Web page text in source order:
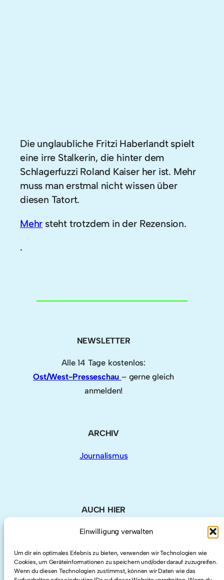
Einwilligung verwalten
Um dir ein optimales Erlebnis zu bieten, verwenden wir Technologien wie
Cookies, um Geräteinformationen zu speichern und/oder darauf zuzugreifen.
Wenn du diesen Technologien zustimmst, können wir Daten wie das
Die unglaubliche Fritzi Haberlandt spielt
eine irre Stalkerin, die hinter dem
Schlagerfuzzi Roland Kaiser her ist. Mehr
muss man erstmal nicht wissen über
diesen Tatort.
Mehr steht trotzdem in der Rezension.
.
NEWSLETTER
Alle 14 Tage kostenlos:
Ost/West-Presseschau – gerne gleich
anmelden!
ARCHIV
Journalismus
AUCH HIER
Twitter